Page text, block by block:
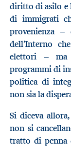
diritto di asilo e
di immigrati
provenienza
dell’Interno
elettori – ma
programmi di
politica di
non sia la
Si diceva
non si
tratto di penna